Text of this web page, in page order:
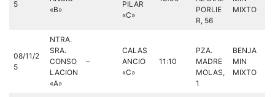
5
«B»
PILAR
«C»
PORLIE
R, 56
MIXTO
08/11/2
5
NTRA.
SRA.
CONSO
LACION
«A»
–
CALAS
ANCIO
«C»
11:10
PZA.
MADRE
MOLAS,
1
BENJA
MIN
MIXTO